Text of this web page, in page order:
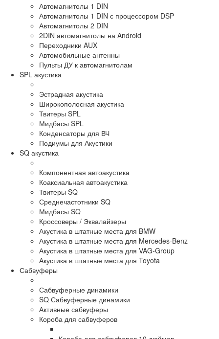
Автомагнитолы 1 DIN
Автомагнитолы 1 DIN с процессором DSP
Автомагнитолы 2 DIN
2DIN автомагнитолы на Android
Переходники AUX
Автомобильные антенны
Пульты ДУ к автомагнитолам
SPL акустика
Эстрадная акустика
Широкополосная акустика
Твитеры SPL
Мидбасы SPL
Конденсаторы для ВЧ
Подиумы для Акустики
SQ акустика
Компонентная автоакустика
Коаксиальная автоакустика
Твитеры SQ
Среднечастотники SQ
Мидбасы SQ
Кроссоверы / Эквалайзеры
Акустика в штатные места для BMW
Акустика в штатные места для Mercedes-Benz
Акустика в штатные места для VAG-Group
Акустика в штатные места для Toyota
Сабвуферы
Сабвуферные динамики
SQ Сабвуферные динамики
Активные сабвуферы
Короба для сабвуферов